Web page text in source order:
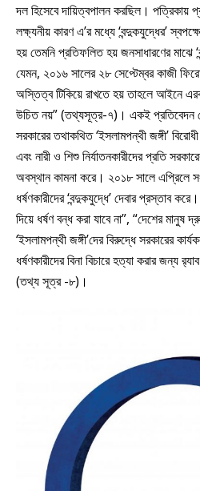
দল হিসেবে দায়িত্বপালন করছিল। পত্রিকায়
লক্ষ্যনীয় কারণ এ’র মধ্যে ‘বন্দুকযুদ্ধের’
হয় তেমনি প্রতিফলিত হয় জনসাধারণের মাঝে
যেমন, ২০১৬ সালের ২৮ সেপ্টেম্বর কাজী
অস্তিত্ব টিকিয়ে রাখতে হয় তাহলে আইনে
উচিত নয়” (তথ্যসূত্র-৭)। একই প্রতিবেদন
সরকারের তথাকথিত ‘ইসলামপন্থী জঙ্গী’
এবং নারী ও শিশু নির্যাতনকারীদের প্রতি
অবস্থান কামনা করে। ২০১৮ সালে এপ্রিলে
ধর্ষণকারীদের ‘বন্দুকযুদ্ধে’ দেবার প্রস্তাব
দিয়ে ধর্ষণ বন্ধ করা যাবে না”, “দেশের মানুষ
‘ইসলামপন্থী জঙ্গী’দের বিরুদ্ধে সরকারের
ধর্ষণকারীদের বিনা বিচারে হত্যা করার জন্য
(তথ্য সূত্র -৮)।